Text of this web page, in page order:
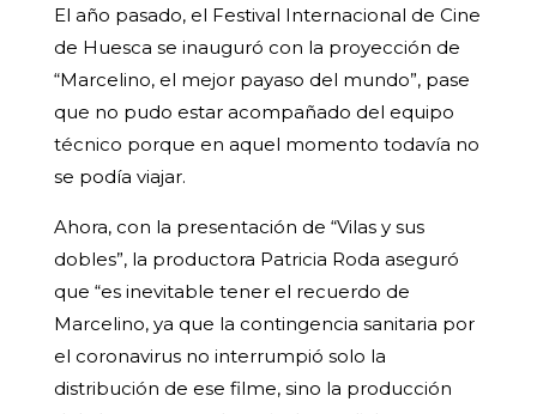
El año pasado, el Festival Internacional de Cine
de Huesca se inauguró con la proyección de
“Marcelino, el mejor payaso del mundo”, pase
que no pudo estar acompañado del equipo
técnico porque en aquel momento todavía no
se podía viajar.
Ahora, con la presentación de “Vilas y sus
dobles”, la productora Patricia Roda aseguró
que “es inevitable tener el recuerdo de
Marcelino, ya que la contingencia sanitaria por
el coronavirus no interrumpió solo la
distribución de ese filme, sino la producción